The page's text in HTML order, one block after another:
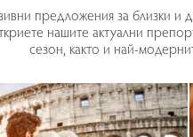
предложения за близки и
нашите актуални
сезон, както и най-